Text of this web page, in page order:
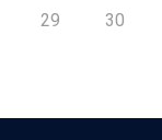
29 30